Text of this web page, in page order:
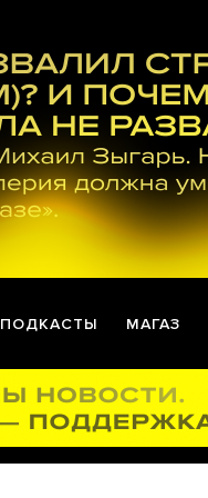
ПОДКАСТЫ МАГАЗ